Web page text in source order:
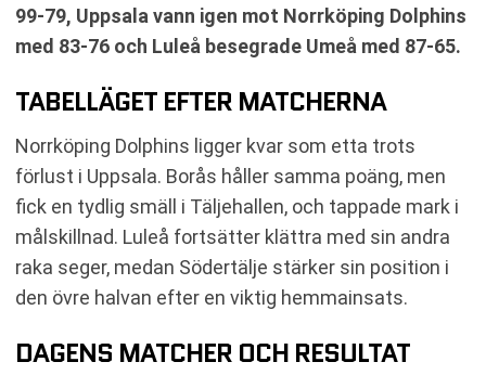
99-79, Uppsala vann igen mot Norrköping Dolphins
med 83-76 och Luleå besegrade Umeå med 87-65.
TABELLÄGET EFTER MATCHERNA
Norrköping Dolphins ligger kvar som etta trots
förlust i Uppsala. Borås håller samma poäng, men
fick en tydlig smäll i Täljehallen, och tappade mark i
målskillnad. Luleå fortsätter klättra med sin andra
raka seger, medan Södertälje stärker sin position i
den övre halvan efter en viktig hemmainsats.
DAGENS MATCHER OCH RESULTAT